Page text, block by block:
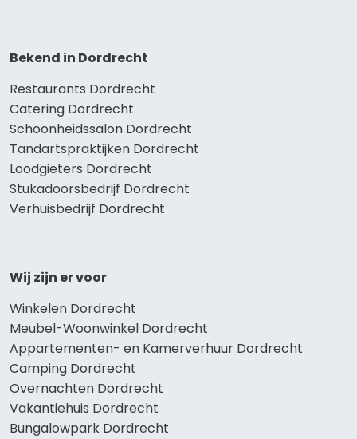
Bekend in Dordrecht
Restaurants Dordrecht
Catering Dordrecht
Schoonheidssalon Dordrecht
Tandartspraktijken Dordrecht
Loodgieters Dordrecht
Stukadoorsbedrijf Dordrecht
Verhuisbedrijf Dordrecht
Wij zijn er voor
Winkelen Dordrecht
Meubel-Woonwinkel Dordrecht
Appartementen- en Kamerverhuur Dordrecht
Camping Dordrecht
Overnachten Dordrecht
Vakantiehuis Dordrecht
Bungalowpark Dordrecht